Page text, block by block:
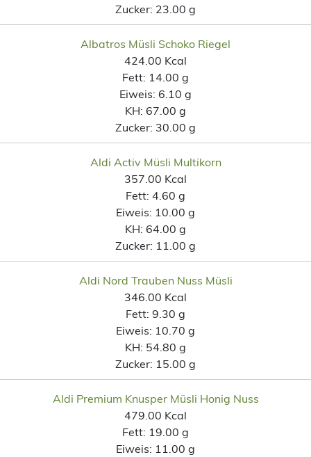
Zucker: 23.00 g
Albatros Müsli Schoko Riegel
424.00 Kcal
Fett: 14.00 g
Eiweis: 6.10 g
KH: 67.00 g
Zucker: 30.00 g
Aldi Activ Müsli Multikorn
357.00 Kcal
Fett: 4.60 g
Eiweis: 10.00 g
KH: 64.00 g
Zucker: 11.00 g
Aldi Nord Trauben Nuss Müsli
346.00 Kcal
Fett: 9.30 g
Eiweis: 10.70 g
KH: 54.80 g
Zucker: 15.00 g
Aldi Premium Knusper Müsli Honig Nuss
479.00 Kcal
Fett: 19.00 g
Eiweis: 11.00 g